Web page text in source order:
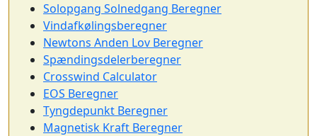
Solopgang Solnedgang Beregner
Vindafkølingsberegner
Newtons Anden Lov Beregner
Spændingsdelerberegner
Crosswind Calculator
EOS Beregner
Tyngdepunkt Beregner
Magnetisk Kraft Beregner